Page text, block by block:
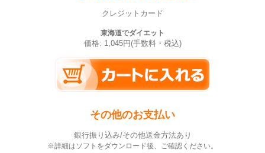
クレジットカード
東海道でダイエット
価格: 1,045円(手数料・税込)
その他のお支払い
銀行振り込み/その他送金方法あり
※詳細はソフトをダウンロード後、ご確認ください。